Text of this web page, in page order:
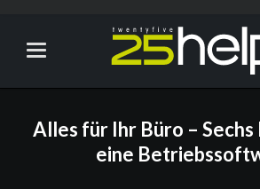
Alles für Ihr Büro – Sechs
eine